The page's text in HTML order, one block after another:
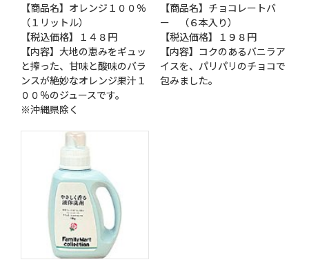
【商品名】オレンジ１００％
（１リットル）
【税込価格】１４８円
【内容】大地の恵みをギュッ
と搾った、甘味と酸味のバラ
ンスが絶妙なオレンジ果汁１
００％のジュースです。
※沖縄県除く
【商品名】チョコレートバ
ー （６本入り）
【税込価格】１９８円
【内容】コクのあるバニラア
イスを、パリパリのチョコで
包みました。